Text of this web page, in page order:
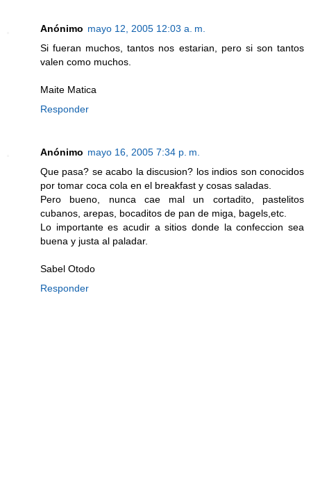
Anónimo mayo 12, 2005 12:03 a. m.
Si fueran muchos, tantos nos estarian, pero si son tantos
valen como muchos.
Maite Matica
Responder
Anónimo mayo 16, 2005 7:34 p. m.
Que pasa? se acabo la discusion? los indios son conocidos
por tomar coca cola en el breakfast y cosas saladas.
Pero bueno, nunca cae mal un cortadito, pastelitos
cubanos, arepas, bocaditos de pan de miga, bagels,etc.
Lo importante es acudir a sitios donde la confeccion sea
buena y justa al paladar.
Sabel Otodo
Responder